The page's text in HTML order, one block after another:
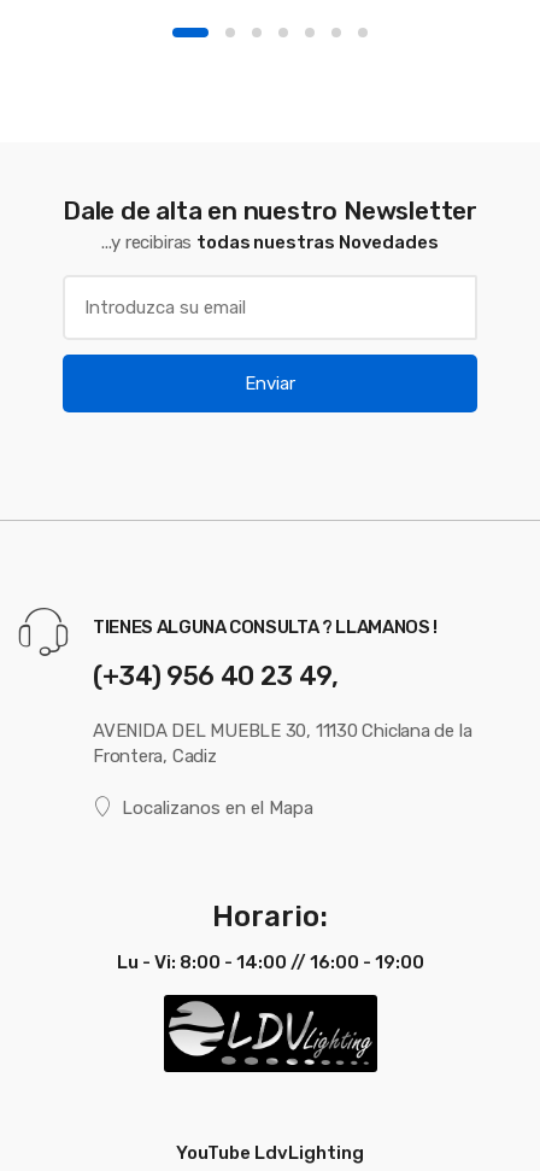
Dale de alta en nuestro Newsletter
...y recibiras todas nuestras Novedades
Enviar
TIENES ALGUNA CONSULTA ? LLAMANOS !
(+34) 956 40 23 49,
AVENIDA DEL MUEBLE 30, 11130 Chiclana de la
Frontera, Cadiz
Localizanos en el Mapa
Horario:
Lu - Vi: 8:00 - 14:00 // 16:00 - 19:00
YouTube LdvLighting